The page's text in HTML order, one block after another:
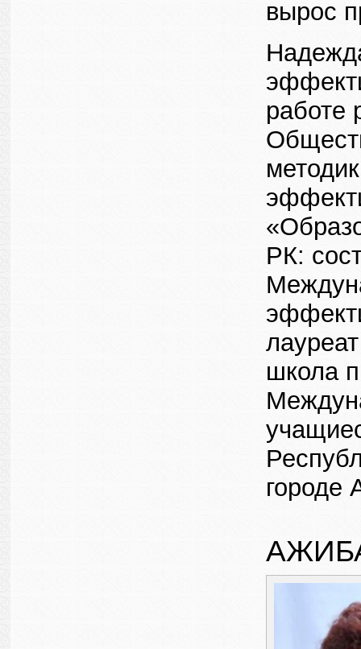
вырос
работе
РК:
школа
городе